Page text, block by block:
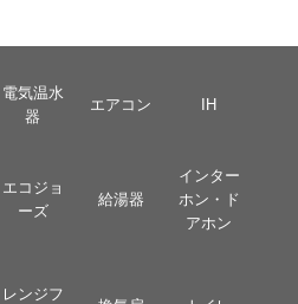
電気温水
器
エアコン IH
エコジョ
ーズ
給湯器
インター
ホン・ド
アホン
レンジフ